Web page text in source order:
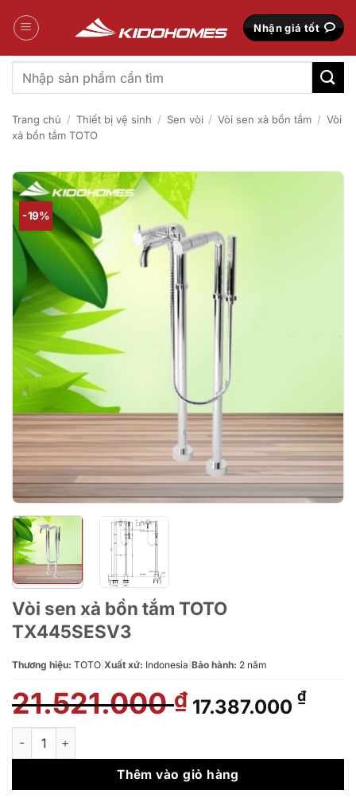
qua
Nhận giá tốt
Tìm
kiếm:
Trang chủ / Thiết bị vệ sinh / Sen vòi / Vòi sen xả bồn tắm / Vòi
xả bồn tắm TOTO
-19%
Vòi sen xả bồn tắm TOTO
TX445SESV3
Thương hiệu: TOTO Xuất xứ: Indonesia Bảo hành: 2 năm
21.521.000₫ Giá
gốc
21.521.000 ₫.
17.387.000 ₫Giá
là:
Vòi sen xả bồn tắm TOTO TX445SESV3 số lượng
Thêm vào giỏ hàng